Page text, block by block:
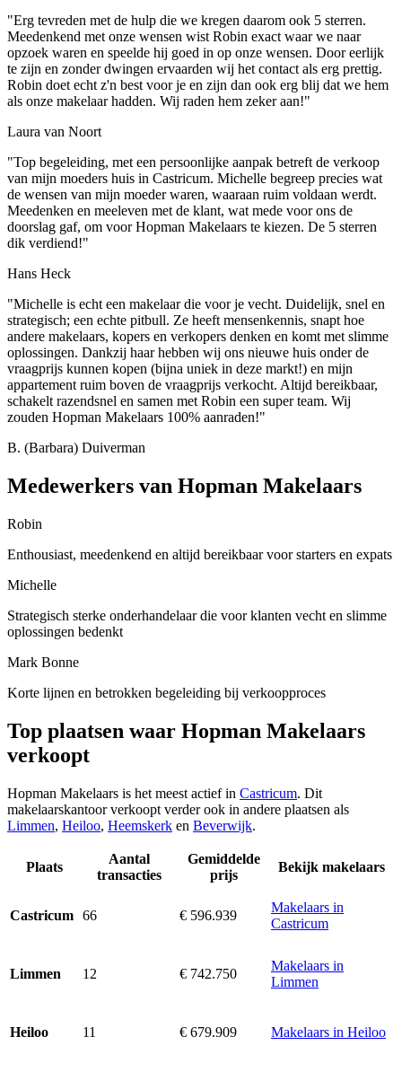
"Erg tevreden met de hulp die we kregen daarom ook 5 sterren.
Meedenkend met onze wensen wist Robin exact waar we naar
opzoek waren en speelde hij goed in op onze wensen. Door eerlijk
te zijn en zonder dwingen ervaarden wij het contact als erg prettig.
Robin doet echt z'n best voor je en zijn dan ook erg blij dat we hem
als onze makelaar hadden. Wij raden hem zeker aan!"
Laura van Noort
"Top begeleiding, met een persoonlijke aanpak betreft de verkoop
van mijn moeders huis in Castricum. Michelle begreep precies wat
de wensen van mijn moeder waren, waaraan ruim voldaan werdt.
Meedenken en meeleven met de klant, wat mede voor ons de
doorslag gaf, om voor Hopman Makelaars te kiezen. De 5 sterren
dik verdiend!"
Hans Heck
"Michelle is echt een makelaar die voor je vecht. Duidelijk, snel en
strategisch; een echte pitbull. Ze heeft mensenkennis, snapt hoe
andere makelaars, kopers en verkopers denken en komt met slimme
oplossingen. Dankzij haar hebben wij ons nieuwe huis onder de
vraagprijs kunnen kopen (bijna uniek in deze markt!) en mijn
appartement ruim boven de vraagprijs verkocht. Altijd bereikbaar,
schakelt razendsnel en samen met Robin een super team. Wij
zouden Hopman Makelaars 100% aanraden!"
B. (Barbara) Duiverman
Medewerkers van Hopman Makelaars
Robin
Enthousiast, meedenkend en altijd bereikbaar voor starters en expats
Michelle
Strategisch sterke onderhandelaar die voor klanten vecht en slimme
oplossingen bedenkt
Mark Bonne
Korte lijnen en betrokken begeleiding bij verkoopproces
Top plaatsen waar Hopman Makelaars
verkoopt
Hopman Makelaars is het meest actief in Castricum. Dit
makelaarskantoor verkoopt verder ook in andere plaatsen als
Limmen, Heiloo, Heemskerk en Beverwijk.
Plaats
Aantal
transacties
Gemiddelde
prijs
Bekijk makelaars
Castricum 66 € 596.939
Makelaars in
Castricum
Limmen 12 € 742.750
Makelaars in
Limmen
Heiloo 11 € 679.909 Makelaars in Heiloo